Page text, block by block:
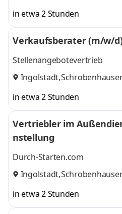
in etwa 2 Stunden
Verkaufsberater (m/w/
Stellenangebotevertrieb
Ingolstadt,
in etwa 2 Stunden
Vertriebler im
nstellung
Durch-Starten.com
Ingolstadt,
in etwa 2 Stunden